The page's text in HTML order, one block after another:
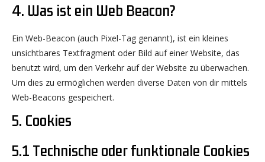
4. Was ist ein Web Beacon?
Ein Web-Beacon (auch Pixel-Tag genannt), ist ein kleines
unsichtbares Textfragment oder Bild auf einer Website, das
benutzt wird, um den Verkehr auf der Website zu überwachen.
Um dies zu ermöglichen werden diverse Daten von dir mittels
Web-Beacons gespeichert.
5. Cookies
5.1 Technische oder funktionale Cookies